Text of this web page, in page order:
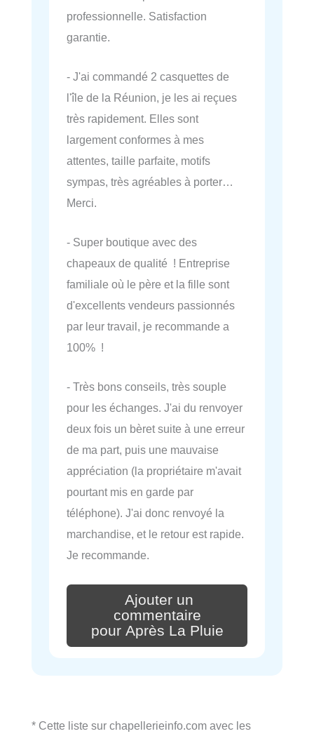
professionnelle. Satisfaction
garantie.
- J'ai commandé 2 casquettes de
l'île de la Réunion, je les ai reçues
très rapidement. Elles sont
largement conformes à mes
attentes, taille parfaite, motifs
sympas, très agréables à porter…
Merci.
- Super boutique avec des
chapeaux de qualité ! Entreprise
familiale où le père et la fille sont
d'excellents vendeurs passionnés
par leur travail, je recommande a
100% !
- Très bons conseils, très souple
pour les échanges. J'ai du renvoyer
deux fois un bèret suite à une erreur
de ma part, puis une mauvaise
appréciation (la propriétaire m'avait
pourtant mis en garde par
téléphone). J'ai donc renvoyé la
marchandise, et le retour est rapide.
Je recommande.
Ajouter un
commentaire
pour Après La Pluie
* Cette liste sur chapellerieinfo.com avec les